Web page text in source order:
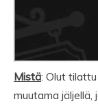
Mistä: Olut tilattu
muutama